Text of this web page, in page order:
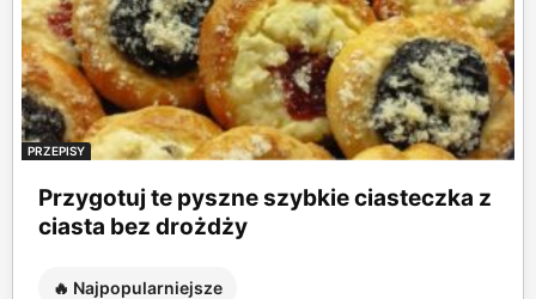
PRZEPISY
Przygotuj te pyszne szybkie ciasteczka z
ciasta bez drożdży
🔥 Najpopularniejsze